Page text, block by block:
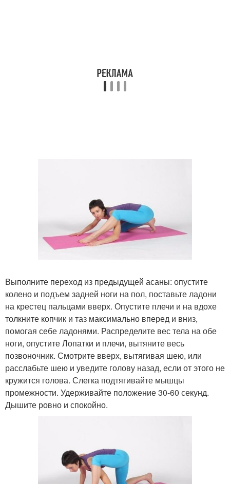
Выполните переход из предыдущей асаны: опустите
колено и подъем задней ноги на пол, поставьте ладони
на крестец пальцами вверх. Опустите плечи и на вдохе
толкните копчик и таз максимально вперед и вниз,
помогая себе ладонями. Распределите вес тела на обе
ноги, опустите Лопатки и плечи, вытяните весь
позвоночник. Смотрите вверх, вытягивая шею, или
расслабьте шею и уведите голову назад, если от этого не
кружится голова. Слегка подтягивайте мышцы
промежности. Удерживайте положение 30-60 секунд.
Дышите ровно и спокойно.